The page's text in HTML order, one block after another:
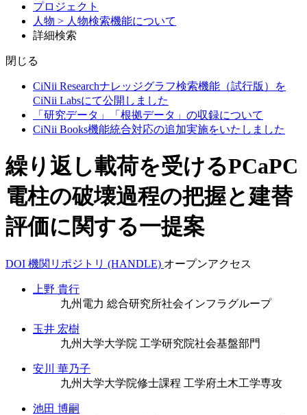
プロジェクト
人物 > 人物検索機能について
詳細検索
閉じる
CiNii Researchナレッジグラフ検索機能（試行版）を
CiNii Labsにて公開しました
「研究データ」「根拠データ」の収録について
CiNii Books機能統合対応の追加実施をいたしました
繰り返し載荷を受けるPCaPC
電柱の破壊過程の把握と建替
評価に関する一提案
DOI 機関リポジトリ (HANDLE) オープンアクセス
上野 貴行
九州電力 総合研究所社会インフラグループ
玉井 宏樹
九州大学大学院 工学研究院社会基盤部門
安川 華乃子
九州大学大学院修士課程 工学府土木工学専攻
池田 博嗣